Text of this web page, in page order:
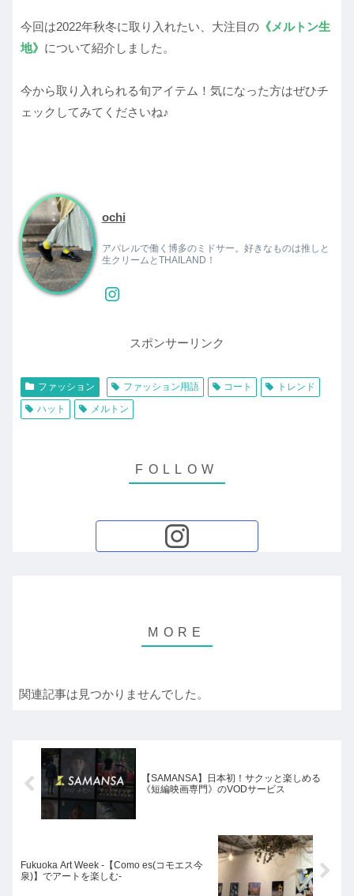
今回は2022年秋冬に取り入れたい、大注目の 《メルトン生
地》 について紹介しました。
今から取り入れられる旬アイテム！気になった方はぜひチ
ェックしてみてくださいね♪
ochi
アパレルで働く博多のミドサー。好きなものは推しと
生クリームとTHAILAND！
スポンサーリンク
ファッション ファッション用語 コート
トレンド
ハット
メルトン
関連記事は見つかりませんでした。
【SAMANSA】日本初！サクッと楽しめる
《短編映画専門》のVODサービス
Fukuoka Art Week -【Como es(コモエス今
泉)】でアートを楽しむ-